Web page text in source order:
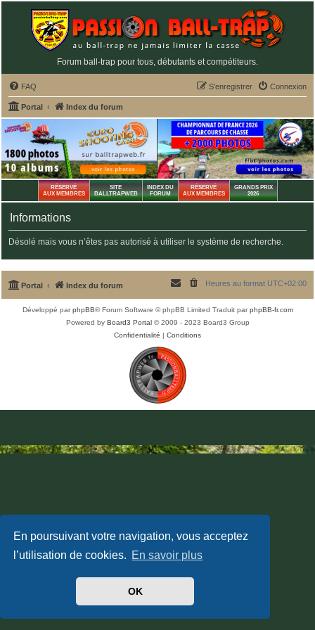
En poursuivant votre navigation, vous acceptez
l’utilisation de cookies. En savoir plus
OK
Forum ball-trap pour tous, débutants et compétiteurs.
FAQ Connexion
S’enregistrer
Portal Index du forum
RÉSERVÉ
AUX MEMBRES
SITE
BALLTRAPWEB
INDEX DU
FORUM
RÉSERVÉ
AUX MEMBRES
GRANDS PRIX
2026
Informations
Désolé mais vous n’êtes pas autorisé à utiliser le système de recherche.
Portal Index du forum Heures au format UTC+02:00
Développé parphpBB® Forum Software © phpBB Limited Traduit parphpBB-fr.com
Powered by Board3 Portal© 2009 - 2023 Board3 Group
Confidentialité | Conditions